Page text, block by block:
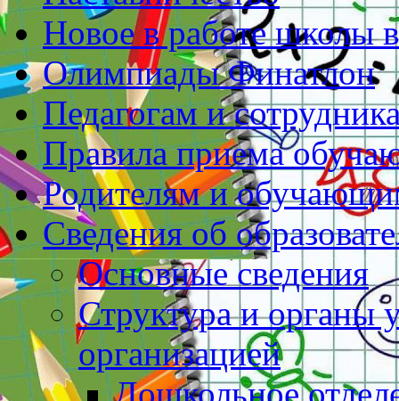
Новое в работе школы
Олимпиады Финатлон
Педагогам и
Правила приема
Родителям и
Сведения об
Основные сведения
Структура и органы
организацией